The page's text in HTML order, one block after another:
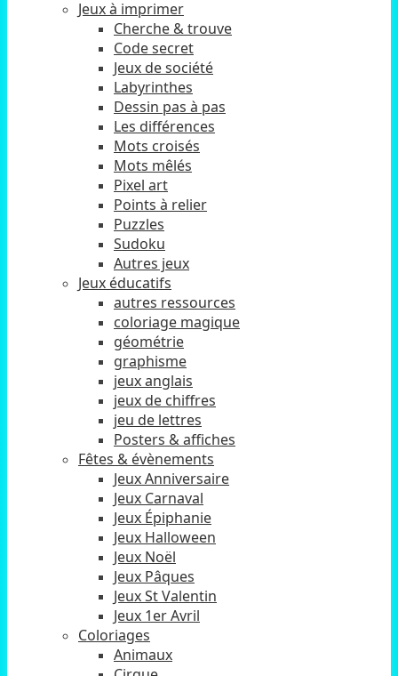
Jeux à imprimer
Cherche & trouve
Code secret
Jeux de société
Labyrinthes
Dessin pas à pas
Les différences
Mots croisés
Mots mêlés
Pixel art
Points à relier
Puzzles
Sudoku
Autres jeux
Jeux éducatifs
autres ressources
coloriage magique
géométrie
graphisme
jeux anglais
jeux de chiffres
jeu de lettres
Posters & affiches
Fêtes & évènements
Jeux Anniversaire
Jeux Carnaval
Jeux Épiphanie
Jeux Halloween
Jeux Noël
Jeux Pâques
Jeux St Valentin
Jeux 1er Avril
Coloriages
Animaux